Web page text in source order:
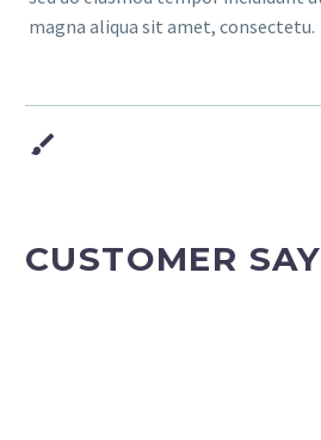
magna aliqua sit amet, consectetu.
CUSTOMER